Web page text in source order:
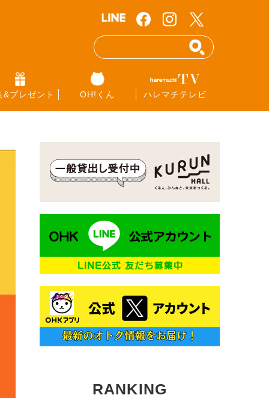
&プレゼント OH!くん ハレマチテレビ
RANKING